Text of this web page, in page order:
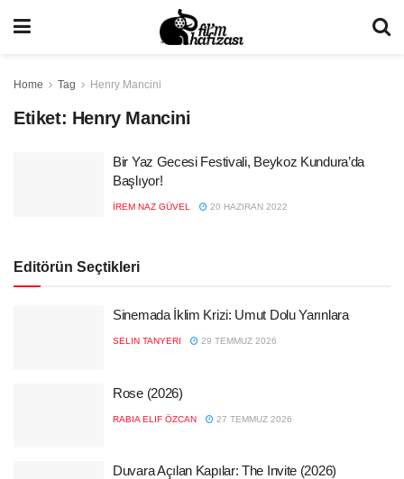
Home Tag Henry Mancini
Etiket: Henry Mancini
Bir Yaz Gecesi Festivali, Beykoz Kundura’da
Başlıyor!
İREM NAZ GÜVEL 20 HAZIRAN 2022
Editörün Seçtikleri
Sinemada İklim Krizi: Umut Dolu Yarınlara
SELIN TANYERI 29 TEMMUZ 2026
Rose (2026)
RABIA ELIF ÖZCAN 27 TEMMUZ 2026
Duvara Açılan Kapılar: The Invite (2026)